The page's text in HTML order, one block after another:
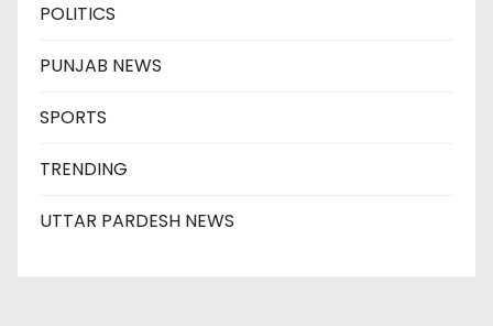
POLITICS
PUNJAB NEWS
SPORTS
TRENDING
UTTAR PARDESH NEWS